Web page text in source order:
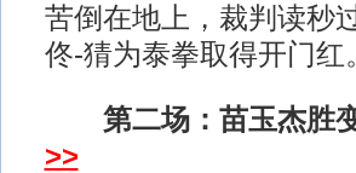
苦倒在地上，裁判读秒
佟-猜为泰拳取得开门红
第二场：苗玉杰胜
>>